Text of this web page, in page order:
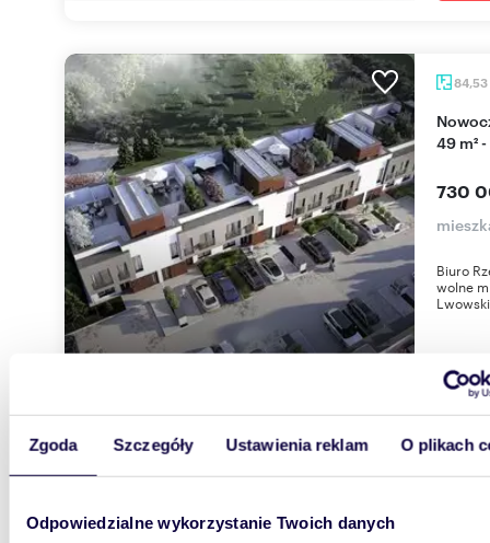
Zgoda Szczegóły Ustawienia reklam O plikach
Odpowiedzialne wykorzystanie Twoich danych
84,53
Nowoczesne 3-pokojowe mieszkanie z tarasem
49 m²
730
Biuro
wolne
54,57